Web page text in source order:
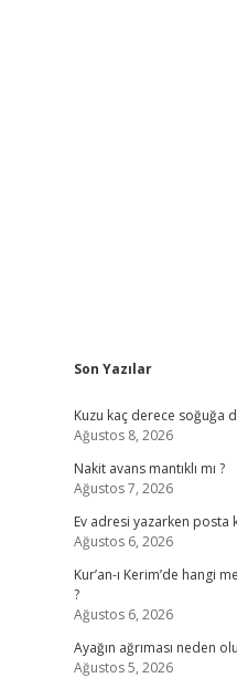
Sidebar
Son Yazılar
Kuzu kaç derece soğuğa
Ağustos 8, 2026
Nakit avans mantıklı mı ?
Ağustos 7, 2026
Ev adresi yazarken posta
Ağustos 6, 2026
Kur’an-ı Kerim’de hangi
?
Ağustos 6, 2026
Ayağın ağrıması neden
Ağustos 5, 2026